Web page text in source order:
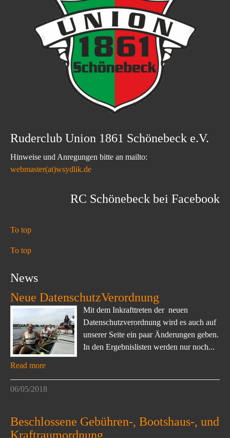
Ruderclub Union 1861 Schönebeck e.V.
Hinweise und Anregungen bitte an mailto:
webmaster(at)wsydlik.de
RC Schönebeck bei Facebook
To top
To top
News
Neue DatenschutzVerordnung
Mit dem Inkrafttreten der neuen
Datenschutzverordnung wird es auch auf
unserer Seite ein paar Änderungen geben.
In den Ergebnislisten werden nur noch...
Read more
06/05/2018
Beschlossene Gebühren-, Bootshaus-, und
Kraftraumordnung